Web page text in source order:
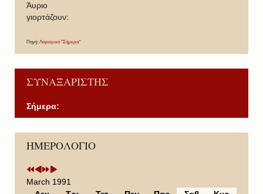
Άυριο
γιορτάζουν:
Πηγή: Λογισμικό "Σήμερα"
ΣΥΝΑΞΑΡΙΣΤΗΣ
Σήμερα:
ΗΜΕΡΟΛΟΓΙΟ
P
r
v
i
P
r
v
i
o
N
e
t
Y
e
N
e
t
M
March 1991